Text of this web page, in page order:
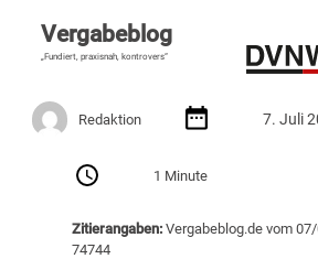
Vergabeblog
„Fundiert, praxisnah, kontrovers“
Redaktion 7. Juli
1 Minute
Zitierangaben:Vergabeblog.de vom
74744